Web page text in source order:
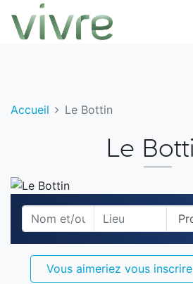
Aller au menu principal
Aller au contenu principal
Accueil Le Bottin
Le
Vous aimeriez vous